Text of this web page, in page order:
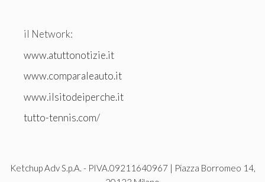
il Network:
www.atuttonotizie.it
www.comparaleauto.it
www.ilsitodeiperche.it
tutto-tennis.com/
Ketchup Adv S.p.A. - PIVA.09211640967 | Piazza Borromeo 14,